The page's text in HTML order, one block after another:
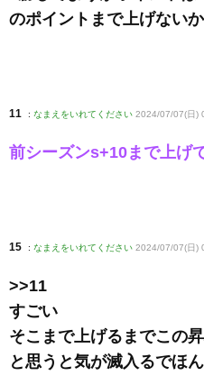
のポイントまで上げない
11 : なまえをいれてください 2024/07/07(日)
前シーズンs+10まで上げ
15 : なまえをいれてください 2024/07/07(日)
>>11
すごい
そこまで上げるまでこの
と思うと気が滅入るでほ